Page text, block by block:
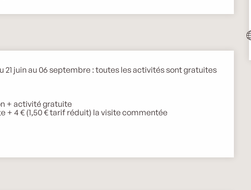
21 juin au 06 septembre : toutes les activités sont gratuites
+ activité gratuite
+ 4 € (1,50 € tarif réduit) la visite commentée